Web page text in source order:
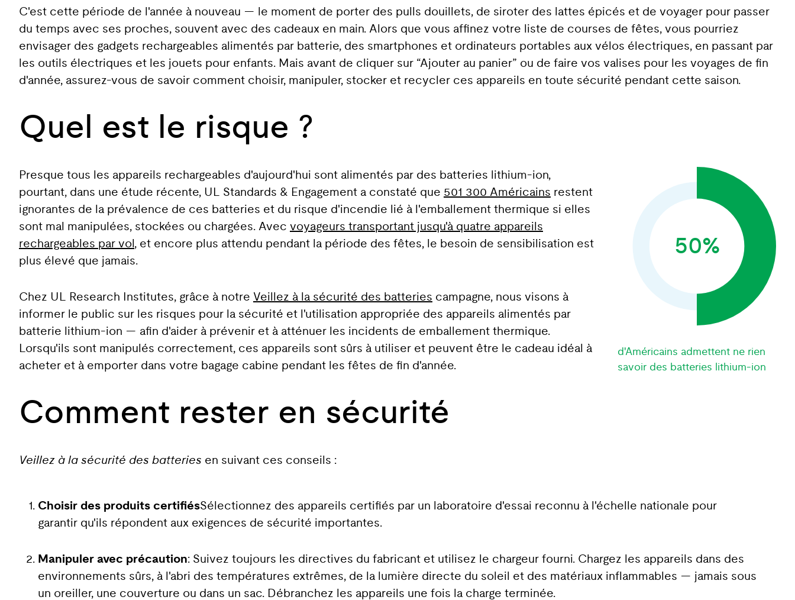
C'est cette période de l'année à nouveau — le moment de porter des pulls douillets, de siroter des lattes épicés et de voyager pour passer
du temps avec ses proches, souvent avec des cadeaux en main. Alors que vous affinez votre liste de courses de fêtes, vous pourriez
envisager des gadgets rechargeables alimentés par batterie, des smartphones et ordinateurs portables aux vélos électriques, en passant par
les outils électriques et les jouets pour enfants. Mais avant de cliquer sur “Ajouter au panier” ou de faire vos valises pour les voyages de fin
d'année, assurez-vous de savoir comment choisir, manipuler, stocker et recycler ces appareils en toute sécurité pendant cette saison.
Quel est le risque ?
50%
d'Américains admettent ne rien
savoir des batteries lithium-ion
Presque tous les appareils rechargeables d'aujourd'hui sont alimentés par des batteries lithium-ion,
pourtant, dans une étude récente, UL Standards & Engagement a constaté que 501 300 Américains restent
ignorantes de la prévalence de ces batteries et du risque d'incendie lié à l'emballement thermique si elles
sont mal manipulées, stockées ou chargées. Avec voyageurs transportant jusqu'à quatre appareils
rechargeables par vol , et encore plus attendu pendant la période des fêtes, le besoin de sensibilisation est
plus élevé que jamais.
Chez UL Research Institutes, grâce à notre Veillez à la sécurité des batteries campagne, nous visons à
informer le public sur les risques pour la sécurité et l'utilisation appropriée des appareils alimentés par
batterie lithium-ion — afin d'aider à prévenir et à atténuer les incidents de emballement thermique.
Lorsqu'ils sont manipulés correctement, ces appareils sont sûrs à utiliser et peuvent être le cadeau idéal à
acheter et à emporter dans votre bagage cabine pendant les fêtes de fin d'année.
Comment rester en sécurité
Veillez à la sécurité des batteries en suivant ces conseils :
Choisir des produits certifiésSélectionnez des appareils certifiés par un laboratoire d'essai reconnu à l'échelle nationale pour
garantir qu'ils répondent aux exigences de sécurité importantes.
Manipuler avec précaution: Suivez toujours les directives du fabricant et utilisez le chargeur fourni. Chargez les appareils dans des
environnements sûrs, à l'abri des températures extrêmes, de la lumière directe du soleil et des matériaux inflammables — jamais sous
un oreiller, une couverture ou dans un sac. Débranchez les appareils une fois la charge terminée.